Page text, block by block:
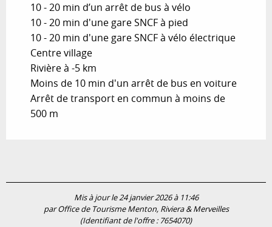
10 - 20 min d’un arrêt de bus à vélo
10 - 20 min d'une gare SNCF à pied
10 - 20 min d'une gare SNCF à vélo électrique
Centre village
Rivière à -5 km
Moins de 10 min d'un arrêt de bus en voiture
Arrêt de transport en commun à moins de
500 m
Mis à jour le 24 janvier 2026 à 11:46
par Office de Tourisme Menton, Riviera & Merveilles
(Identifiant de l'offre : 7654070)